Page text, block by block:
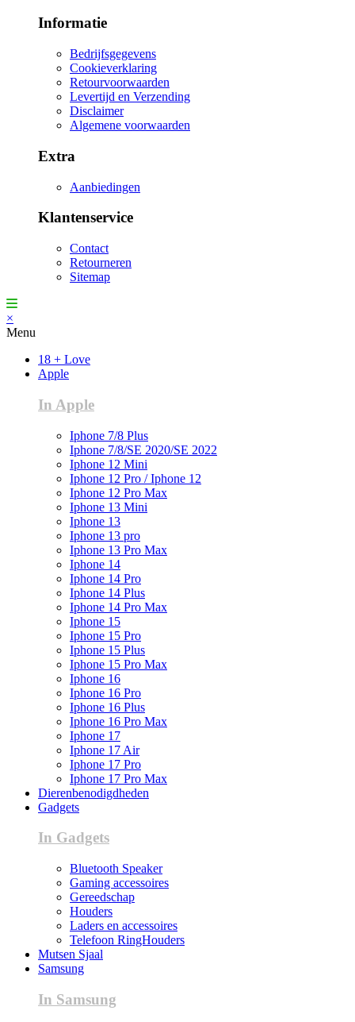
Informatie
Bedrijfsgegevens
Cookieverklaring
Retourvoorwaarden
Levertijd en Verzending
Disclaimer
Algemene voorwaarden
Extra
Aanbiedingen
Klantenservice
Contact
Retourneren
Sitemap
×
Menu
18 + Love
Apple
In Apple
Iphone 7/8 Plus
Iphone 7/8/SE 2020/SE 2022
Iphone 12 Mini
Iphone 12 Pro / Iphone 12
Iphone 12 Pro Max
Iphone 13 Mini
Iphone 13
Iphone 13 pro
Iphone 13 Pro Max
Iphone 14
Iphone 14 Pro
Iphone 14 Plus
Iphone 14 Pro Max
Iphone 15
Iphone 15 Pro
Iphone 15 Plus
Iphone 15 Pro Max
Iphone 16
Iphone 16 Pro
Iphone 16 Plus
Iphone 16 Pro Max
Iphone 17
Iphone 17 Air
Iphone 17 Pro
Iphone 17 Pro Max
Dierenbenodigdheden
Gadgets
In Gadgets
Bluetooth Speaker
Gaming accessoires
Gereedschap
Houders
Laders en accessoires
Telefoon RingHouders
Mutsen Sjaal
Samsung
In Samsung